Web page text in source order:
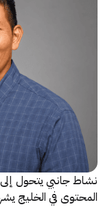
جانبي يتحول إلى
في الخليج يشهد